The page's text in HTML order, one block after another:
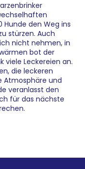
den Weg ins
stürzen. Auch
nicht nehmen, in
bot der
viele Leckereien an.
die leckeren
Atmosphäre und
veranlasst den
für das nächste